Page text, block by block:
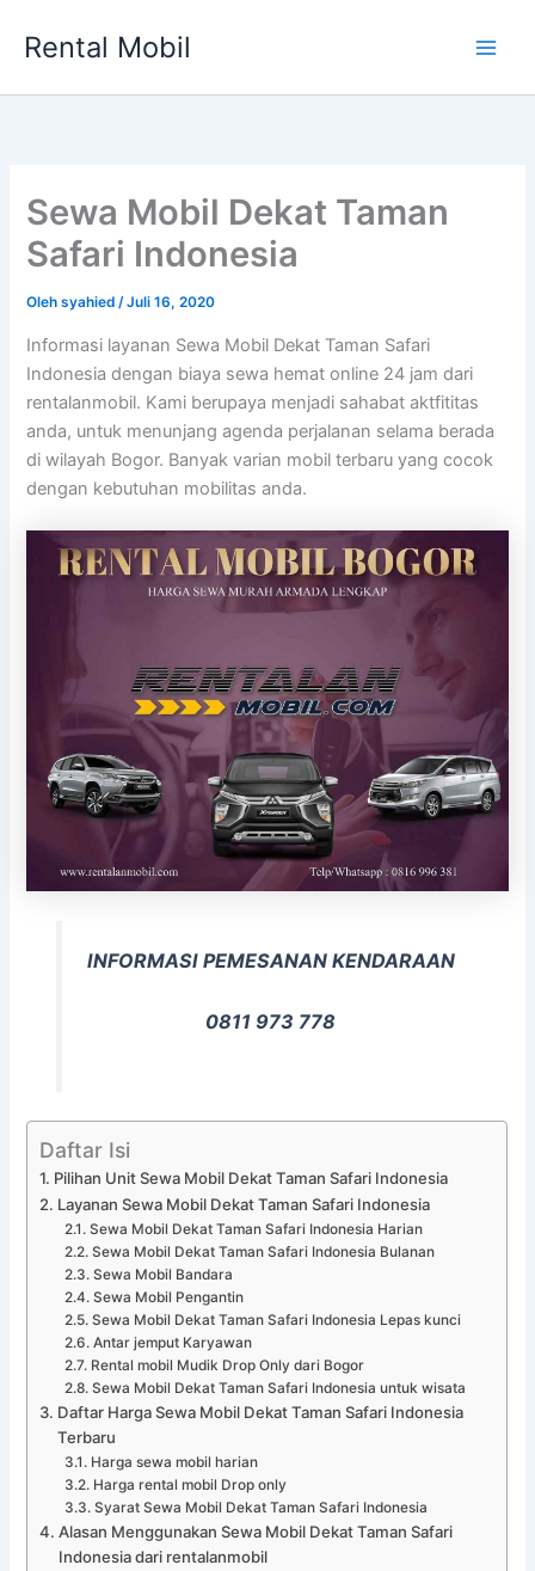
Rental Mobil
Sewa Mobil Dekat Taman
Safari Indonesia
Olehsyahied/Juli 16, 2020
Informasi layanan Sewa Mobil Dekat Taman Safari
Indonesia dengan biaya sewa hemat online 24 jam dari
rentalanmobil. Kami berupaya menjadi sahabat aktfititas
anda, untuk menunjang agenda perjalanan selama berada
di wilayah Bogor. Banyak varian mobil terbaru yang cocok
dengan kebutuhan mobilitas anda.
INFORMASI PEMESANAN KENDARAAN
0811 973 778
Daftar Isi
Pilihan Unit Sewa Mobil Dekat Taman Safari Indonesia
Layanan Sewa Mobil Dekat Taman Safari Indonesia
Sewa Mobil Dekat Taman Safari Indonesia Harian
Sewa Mobil Dekat Taman Safari Indonesia Bulanan
Sewa Mobil Bandara
Sewa Mobil Pengantin
Sewa Mobil Dekat Taman Safari Indonesia Lepas kunci
Antar jemput Karyawan
Rental mobil Mudik Drop Only dari Bogor
Sewa Mobil Dekat Taman Safari Indonesia untuk wisata
Daftar Harga Sewa Mobil Dekat Taman Safari Indonesia
Terbaru
Harga sewa mobil harian
Harga rental mobil Drop only
Syarat Sewa Mobil Dekat Taman Safari Indonesia
Alasan Menggunakan Sewa Mobil Dekat Taman Safari
Indonesia dari rentalanmobil